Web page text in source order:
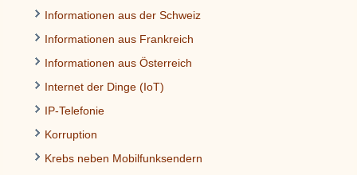
Informationen aus der Schweiz
Informationen aus Frankreich
Informationen aus Österreich
Internet der Dinge (IoT)
IP-Telefonie
Korruption
Krebs neben Mobilfunksendern